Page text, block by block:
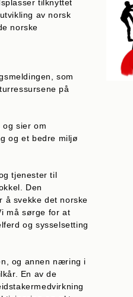
tilknyttet
av norsk
norske
som
på
og sier om
og et bedre miljø
tjenester til
Den
å svekke det norske
må sørge for at
og sysselsetting
og annen næring i
En av de